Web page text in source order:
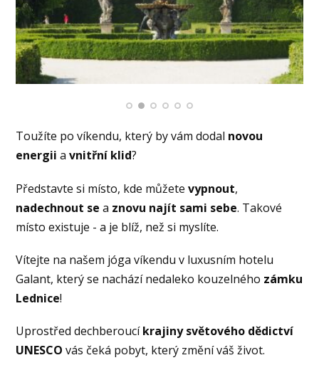
Toužíte po víkendu, který by vám dodal novou
energii avnitřní klid?
Představte si místo, kde můžetevypnout,
nadechnout se a znovu najít sami sebe. Takové
místo existuje - a je blíž, než si myslíte.
Vítejte na našem jóga víkendu v luxusním hotelu
Galant, který se nachází nedaleko kouzelného zámku
Lednice!
Uprostřed dechberoucíkrajiny světového dědictví
UNESCO vás čeká pobyt, který změní váš život.